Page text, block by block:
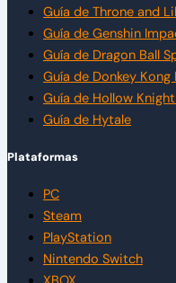
Guía de Throne and
Guía de Genshin
Guía de Dragon Ball
Guía de Donkey Kong
Guía de Hollow
Guía de Hytale
Plataformas
PC
Steam
PlayStation
Nintendo Switch